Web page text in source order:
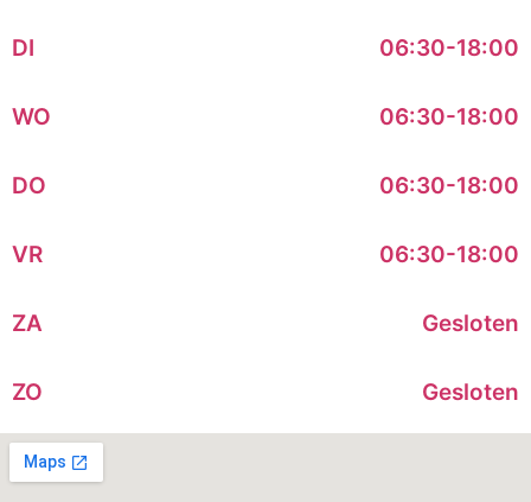
DI 06:30-18:00
WO 06:30-18:00
DO 06:30-18:00
VR 06:30-18:00
ZA Gesloten
ZO Gesloten